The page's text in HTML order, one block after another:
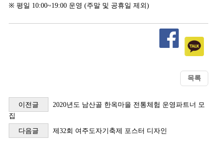
※ 평일 10:00~19:00 운영 (주말 및 공휴일 제외)
이전글
2020년도 남산골 한옥마을 전통체험 운영파트너 모
집
다음글 제32회 여주도자기축제 포스터 디자인